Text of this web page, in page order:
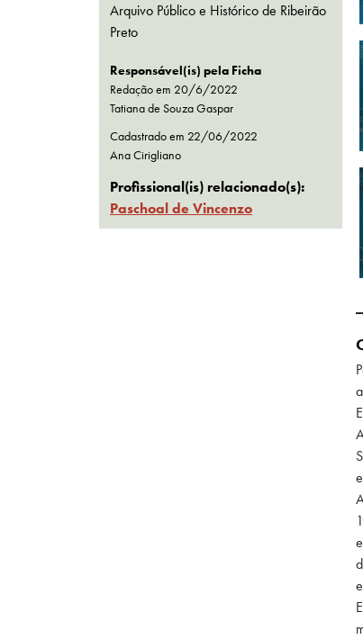
Arquivo Público e Histórico de Ribeirão
Preto
Responsável(is) pela Ficha
Redação em 20/6/2022
Tatiana de Souza Gaspar
Cadastrado em 22/06/2022
Ana Cirigliano
Profissional(is) relacionado(s):
Paschoal de Vincenzo